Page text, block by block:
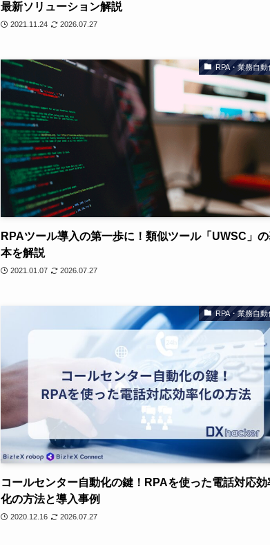
最新ソリューション解説
2021.11.24 2026.07.27
RPA・業務自動
RPAツール導入の第一歩に！類似ツール「UWSC」
本を解説
2021.01.07 2026.07.27
RPA・業務自動
コールセンター自動化の鍵！RPAを使った電話対応効
化の方法と導入事例
2020.12.16 2026.07.27